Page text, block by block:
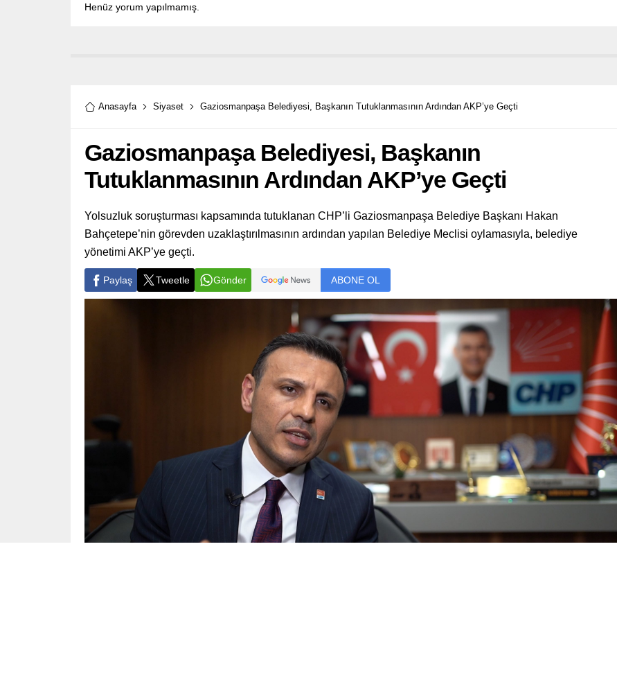
Henüz yorum yapılmamış.
Anasayfa Siyaset Gaziosmanpaşa Belediyesi, Başkanın Tutuklanmasının Ardından AKP’ye Geçti
Gaziosmanpaşa Belediyesi, Başkanın
Tutuklanmasının Ardından AKP’ye Geçti
Yolsuzluk soruşturması kapsamında tutuklanan CHP’li Gaziosmanpaşa Belediye Başkanı Hakan
Bahçetepe’nin görevden uzaklaştırılmasının ardından yapılan Belediye Meclisi oylamasıyla, belediye
yönetimi AKP’ye geçti.
Paylaş Tweetle Gönder ABONE OL